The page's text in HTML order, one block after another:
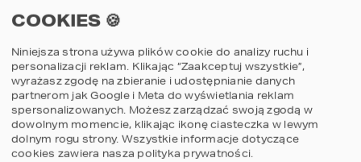
COOKIES 🍪
Niniejsza strona używa plików cookie do analizy ruchu i
personalizacji reklam. Klikając “Zaakceptuj wszystkie”,
wyrażasz zgodę na zbieranie i udostępnianie danych
partnerom jak Google i Meta do wyświetlania reklam
spersonalizowanych. Możesz zarządzać swoją zgodą w
dowolnym momencie, klikając ikonę ciasteczka w lewym
dolnym rogu strony. Wszystkie informacje dotyczące
cookies zawiera nasza polityka prywatności.